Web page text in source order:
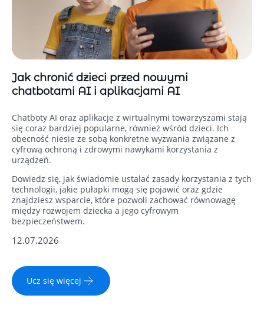
Jak chronić dzieci przed nowymi
chatbotami AI i aplikacjami AI
Chatboty AI oraz aplikacje z wirtualnymi towarzyszami stają
się coraz bardziej popularne, również wśród dzieci. Ich
obecność niesie ze sobą konkretne wyzwania związane z
cyfrową ochroną i zdrowymi nawykami korzystania z
urządzeń.
Dowiedz się, jak świadomie ustalać zasady korzystania z tych
technologii, jakie pułapki mogą się pojawić oraz gdzie
znajdziesz wsparcie, które pozwoli zachować równowagę
między rozwojem dziecka a jego cyfrowym
bezpieczeństwem.
12.07.2026
Ucz się więcej